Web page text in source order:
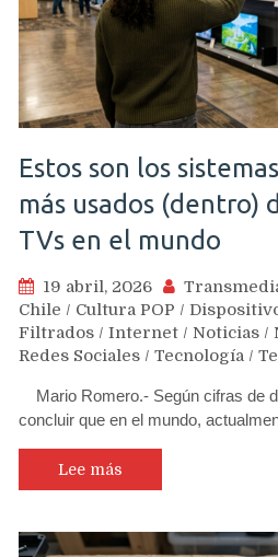
Estos son los
más usados (dentro)
TVs en el mundo
19 abril, 2026
Chile / Cultura POP /
Filtrados / Internet / Noticias /
Redes Sociales / Tecnología /
Mario Romero.- Según cifras de
concluir que en el mundo,
Lee más